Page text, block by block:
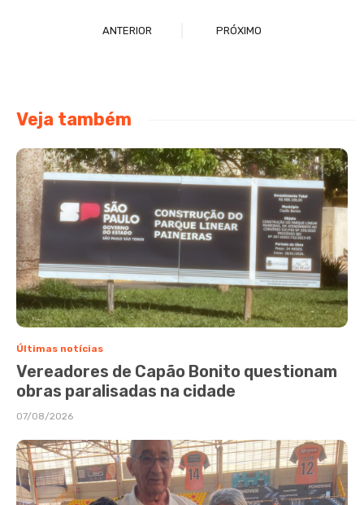
ANTERIOR PRÓXIMO
Veja também
Últimas notícias
Vereadores de Capão Bonito questionam
obras paralisadas na cidade
07/08/2026